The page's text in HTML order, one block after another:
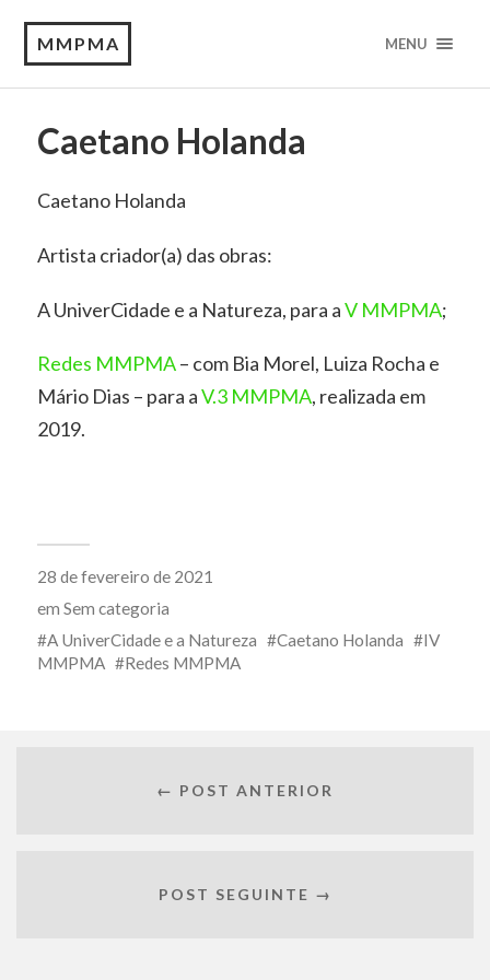
MMPMA MENU
Caetano Holanda
Caetano Holanda
Artista criador(a) das obras:
A UniverCidade e a Natureza, para aV MMPMA;
Redes MMPMA– com Bia Morel, Luiza Rocha e
Mário Dias – para aV.3 MMPMA, realizada em
2019.
28 de fevereiro de 2021
em Sem categoria
A UniverCidade e a Natureza
Caetano Holanda
IV
MMPMA
Redes MMPMA
← POST ANTERIOR
POST SEGUINTE →